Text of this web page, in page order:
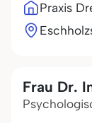
Praxis
Frau Dr.